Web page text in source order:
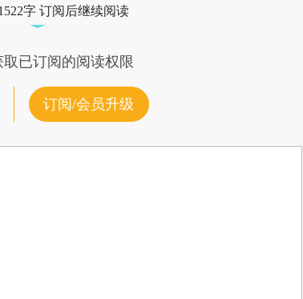
字 订阅后继续阅读
已订阅的阅读权限
订阅/会员升级